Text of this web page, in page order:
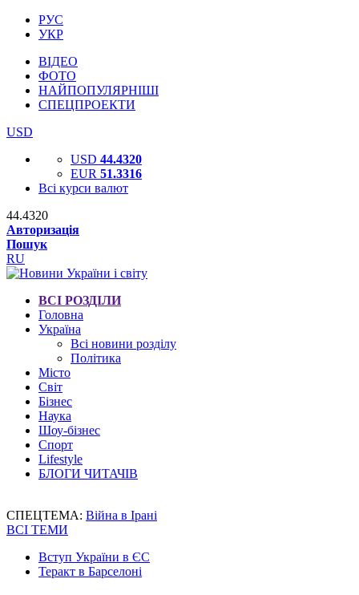
РУС
УКР
ВІДЕО
ФОТО
НАЙПОПУЛЯРНІШІ
СПЕЦПРОЕКТИ
USD
USD 44.4320
EUR 51.3316
Всі курси валют
44.4320
Авторизація
Пошук
RU
ВСІ РОЗДІЛИ
Головна
Україна
Всі новини розділу
Політика
Місто
Світ
Бізнес
Наука
Шоу-бізнес
Спорт
Lifestyle
БЛОГИ ЧИТАЧІВ
СПЕЦТЕМА: Війна в Ірані
ВСІ ТЕМИ
Вступ України в ЄС
Теракт в Барселоні